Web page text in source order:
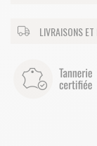
LIVRAISONS